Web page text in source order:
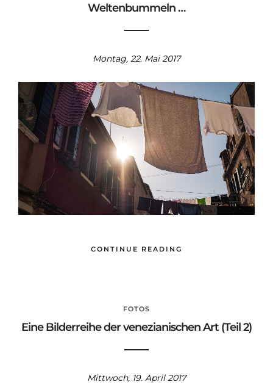
Weltenbummeln …
Montag, 22. Mai 2017
CONTINUE READING
FOTOS
Eine Bilderreihe der venezianischen Art (Teil 2)
Mittwoch, 19. April 2017